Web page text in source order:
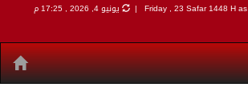
Friday , 23 Safar 1448 H as يونيو 4, 2026 , 17:25 م